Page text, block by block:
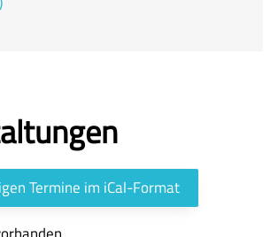
Termine im iCal-Format